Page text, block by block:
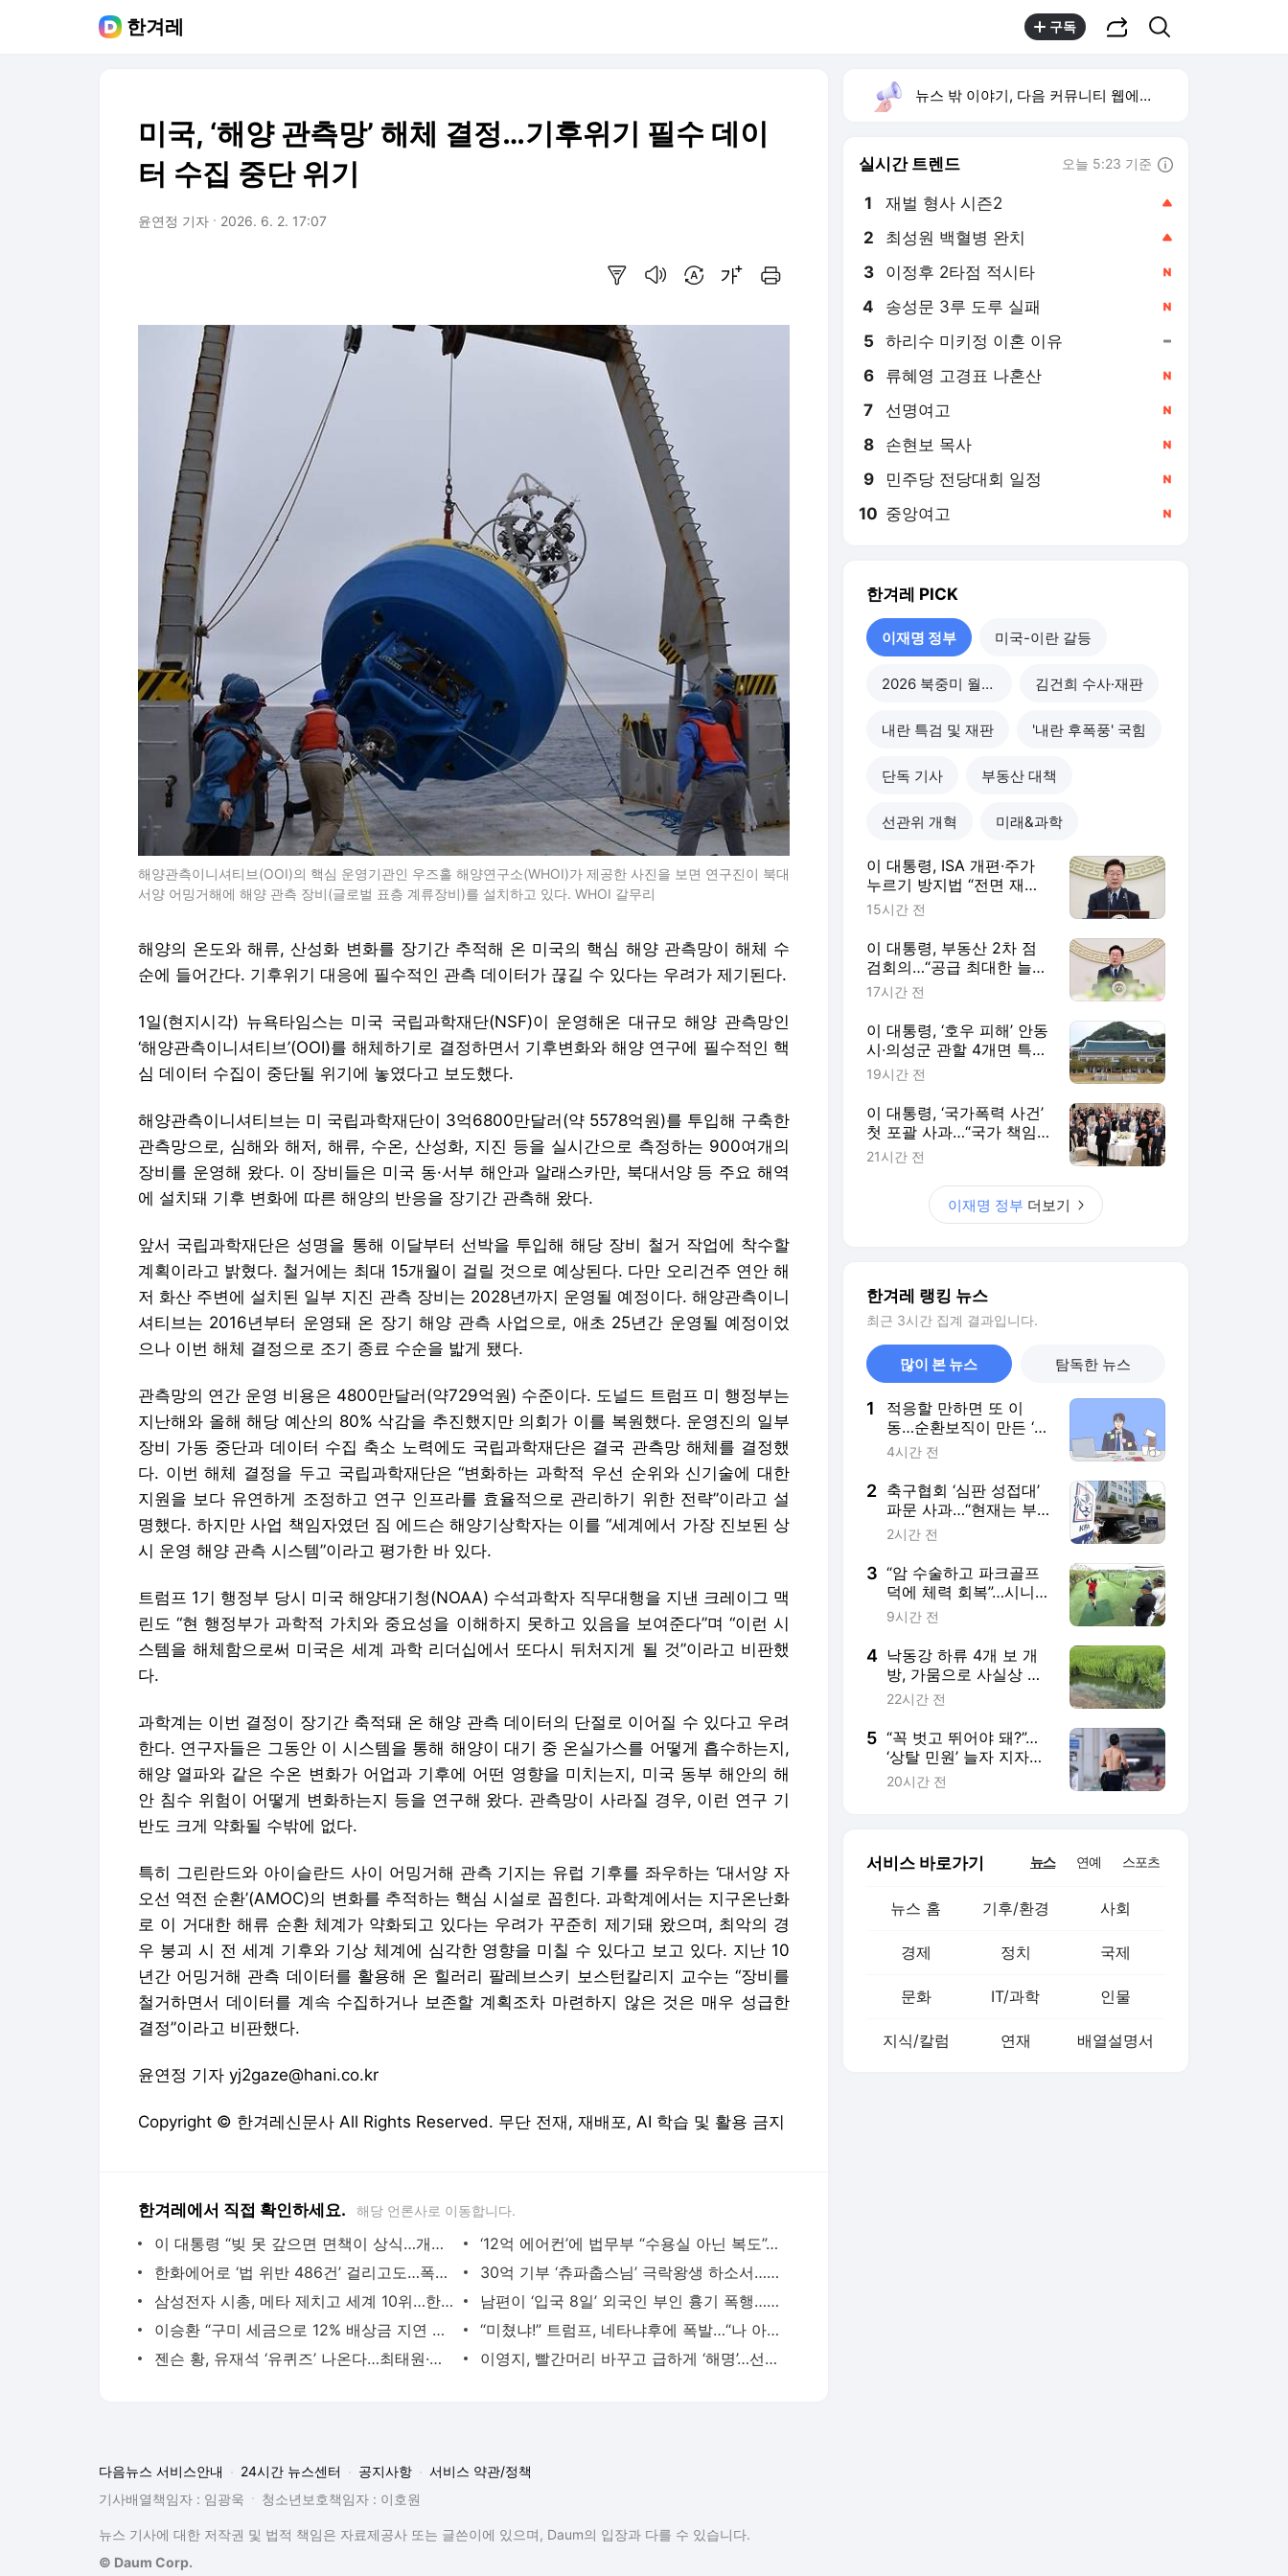
한겨레 구독
미국, ‘해양 관측망’ 해체 결정…기후위기 필수 데이
터 수집 중단 위기
윤연정 기자 2026. 6. 2. 17:07
해양관측이니셔티브(OOI)의 핵심 운영기관인 우즈홀 해양연구소(WHOI)가 제공한 사진을 보면 연구진이 북대
서양 어밍거해에 해양 관측 장비(글로벌 표층 계류장비)를 설치하고 있다. WHOI 갈무리
해양의 온도와 해류, 산성화 변화를 장기간 추적해 온 미국의 핵심 해양 관측망이 해체 수
순에 들어간다. 기후위기 대응에 필수적인 관측 데이터가 끊길 수 있다는 우려가 제기된다.
1일(현지시각) 뉴욕타임스는 미국 국립과학재단(NSF)이 운영해온 대규모 해양 관측망인
‘해양관측이니셔티브’(OOI)를 해체하기로 결정하면서 기후변화와 해양 연구에 필수적인 핵
심 데이터 수집이 중단될 위기에 놓였다고 보도했다.
해양관측이니셔티브는 미 국립과학재단이 3억6800만달러(약 5578억원)를 투입해 구축한
관측망으로, 심해와 해저, 해류, 수온, 산성화, 지진 등을 실시간으로 측정하는 900여개의
장비를 운영해 왔다. 이 장비들은 미국 동·서부 해안과 알래스카만, 북대서양 등 주요 해역
에 설치돼 기후 변화에 따른 해양의 반응을 장기간 관측해 왔다.
앞서 국립과학재단은 성명을 통해 이달부터 선박을 투입해 해당 장비 철거 작업에 착수할
계획이라고 밝혔다. 철거에는 최대 15개월이 걸릴 것으로 예상된다. 다만 오리건주 연안 해
저 화산 주변에 설치된 일부 지진 관측 장비는 2028년까지 운영될 예정이다. 해양관측이니
셔티브는 2016년부터 운영돼 온 장기 해양 관측 사업으로, 애초 25년간 운영될 예정이었
으나 이번 해체 결정으로 조기 종료 수순을 밟게 됐다.
관측망의 연간 운영 비용은 4800만달러(약729억원) 수준이다. 도널드 트럼프 미 행정부는
지난해와 올해 해당 예산의 80% 삭감을 추진했지만 의회가 이를 복원했다. 운영진의 일부
장비 가동 중단과 데이터 수집 축소 노력에도 국립과학재단은 결국 관측망 해체를 결정했
다. 이번 해체 결정을 두고 국립과학재단은 “변화하는 과학적 우선 순위와 신기술에 대한
지원을 보다 유연하게 조정하고 연구 인프라를 효율적으로 관리하기 위한 전략”이라고 설
명했다. 하지만 사업 책임자였던 짐 에드슨 해양기상학자는 이를 “세계에서 가장 진보된 상
시 운영 해양 관측 시스템”이라고 평가한 바 있다.
트럼프 1기 행정부 당시 미국 해양대기청(NOAA) 수석과학자 직무대행을 지낸 크레이그 맥
린도 “현 행정부가 과학적 가치와 중요성을 이해하지 못하고 있음을 보여준다”며 “이런 시
스템을 해체함으로써 미국은 세계 과학 리더십에서 또다시 뒤처지게 될 것”이라고 비판했
다.
과학계는 이번 결정이 장기간 축적돼 온 해양 관측 데이터의 단절로 이어질 수 있다고 우려
한다. 연구자들은 그동안 이 시스템을 통해 해양이 대기 중 온실가스를 어떻게 흡수하는지,
해양 열파와 같은 수온 변화가 어업과 기후에 어떤 영향을 미치는지, 미국 동부 해안의 해
안 침수 위험이 어떻게 변화하는지 등을 연구해 왔다. 관측망이 사라질 경우, 이런 연구 기
반도 크게 약화될 수밖에 없다.
특히 그린란드와 아이슬란드 사이 어밍거해 관측 기지는 유럽 기후를 좌우하는 ‘대서양 자
오선 역전 순환’(AMOC)의 변화를 추적하는 핵심 시설로 꼽힌다. 과학계에서는 지구온난화
로 이 거대한 해류 순환 체계가 약화되고 있다는 우려가 꾸준히 제기돼 왔으며, 최악의 경
우 붕괴 시 전 세계 기후와 기상 체계에 심각한 영향을 미칠 수 있다고 보고 있다. 지난 10
년간 어밍거해 관측 데이터를 활용해 온 힐러리 팔레브스키 보스턴칼리지 교수는 “장비를
철거하면서 데이터를 계속 수집하거나 보존할 계획조차 마련하지 않은 것은 매우 성급한
결정”이라고 비판했다.
윤연정 기자 yj2gaze@hani.co.kr
Copyright © 한겨레신문사 All Rights Reserved. 무단 전재, 재배포, AI 학습 및 활용 금지
한겨레에서 직접 확인하세요. 해당 언론사로 이동합니다.
이 대통령 “빚 못 갚으면 면책이 상식…개인 부채로 죽는 일 없어야”
‘12억 에어컨’에 법무부 “수용실 아닌 복도”…윤석열도 선풍기뿐
한화에어로 ‘법 위반 486건’ 걸리고도…폭발 3번째, 원인도 모른다
30억 기부 ‘츄파춥스님’ 극락왕생 하소서…‘보리’ 곁으로
삼성전자 시총, 메타 제치고 세계 10위…한국 증시 인도 넘어 세계 6위
남편이 ‘입국 8일’ 외국인 부인 흉기 폭행…‘이러다 죽겠다’ 엄벌 청원
이승환 “구미 세금으로 12% 배상금 지연 이자…내가 다 아깝다”
“미쳤냐!” 트럼프, 네타냐후에 폭발…“나 아니었으면 감옥 갔어”
젠슨 황, 유재석 ‘유퀴즈’ 나온다…최태원·구광모와 ‘삼겹살 회동’ 어디서?
이영지, 빨간머리 바꾸고 급하게 ‘해명’…선거 때 V자도 못하는 ‘연예인 색깔론’
뉴스 밖 이야기, 다음 커뮤니티 웹에서 보기
실시간 트렌드 오늘 5:23 기준
1 재벌 형사 시즌2
2 최성원 백혈병 완치
3 이정후 2타점 적시타
4 송성문 3루 도루 실패
5 하리수 미키정 이혼 이유
6 류혜영 고경표 나혼산
7 선명여고
8 손현보 목사
9 민주당 전당대회 일정
10 중앙여고
한겨레 PICK
이재명 정부 미국-이란 갈등
2026 북중미 월드컵 김건희 수사·재판
내란 특검 및 재판 '내란 후폭풍' 국힘
단독 기사 부동산 대책
선관위 개혁 미래&과학
이 대통령, ISA 개편·주가
누르기 방지법 “전면 재검
토“ 지시
15시간 전
이 대통령, 부동산 2차 점
검회의…“공급 최대한 늘리
고 시기도 앞당겨라”
17시간 전
이 대통령, ‘호우 피해’ 안동
시·의성군 관할 4개면 특별
재난지역 선포
19시간 전
이 대통령, ‘국가폭력 사건’
첫 포괄 사과…“국가 책임
에 유효기간 없다”
21시간 전
이재명 정부 더보기
한겨레 랭킹 뉴스
최근 3시간 집계 결과입니다.
많이 본 뉴스 탐독한 뉴스
1
적응할 만하면 또 이
동…순환보직이 만든 ‘번
아웃’ [.txt]
4시간 전
2 축구협회 ‘심판 성접대’
파문 사과…“현재는 부
적절 행위 없다”
2시간 전
3 “암 수술하고 파크골프
덕에 체력 회복”…시니어
전신 운동으로 각광
9시간 전
4 낙동강 하류 4개 보 개
방, 가뭄으로 사실상 실
패
22시간 전
5 “꼭 벗고 뛰어야 돼?”…
‘상탈 민원’ 늘자 지자체
자제령까지
20시간 전
서비스 바로가기 뉴스 연예 스포츠
뉴스 홈 기후/환경 사회
경제 정치 국제
문화 IT/과학 인물
지식/칼럼 연재 배열설명서
다음뉴스 서비스안내 24시간 뉴스센터 공지사항
서비스 약관/정책
기사배열책임자 : 임광욱
청소년보호책임자 : 이호원
뉴스 기사에 대한 저작권 및 법적 책임은 자료제공사 또는 글쓴이에 있으며, Daum의 입장과 다를 수 있습니다.
© Daum Corp.